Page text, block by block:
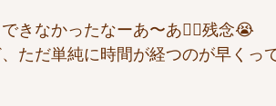
きなかったなーあ〜あ🙍‍♀️残念😭
ただ単純に時間が経つのが早くって